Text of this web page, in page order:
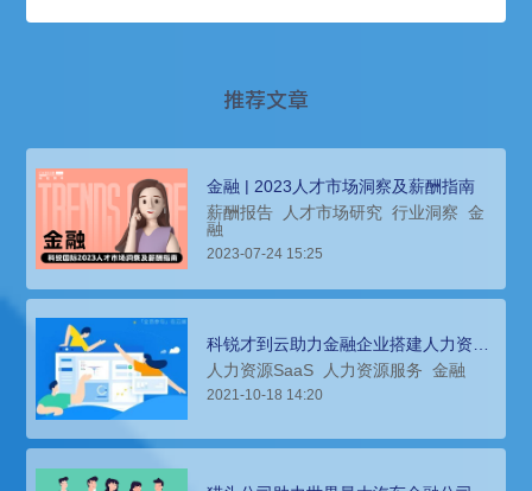
推荐文章
金融 | 2023人才市场洞察及薪酬指南
薪酬报告
人才市场研究 行业洞察 金
融
2023-07-24 15:25
科锐才到云助力金融企业搭建人力资源
系统
人力资源SaaS 人力资源服务 金融
2021-10-18 14:20